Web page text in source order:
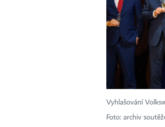
Vyhlašování
Foto: archiv